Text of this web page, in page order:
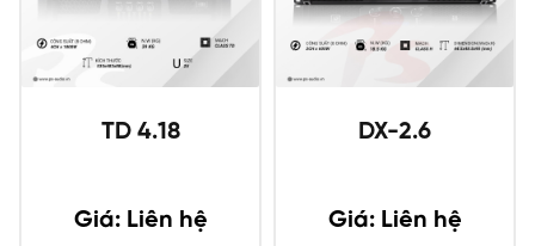
TD 4.18
Giá: Liên hệ
DX-2.6
Giá: Liên hệ